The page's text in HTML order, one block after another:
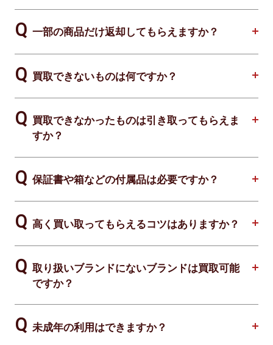
一部の商品だけ返却してもらえますか？
買取できないものは何ですか？
買取できなかったものは引き取ってもらえま
すか？
保証書や箱などの付属品は必要ですか？
高く買い取ってもらえるコツはありますか？
取り扱いブランドにないブランドは買取可能
ですか？
未成年の利用はできますか？